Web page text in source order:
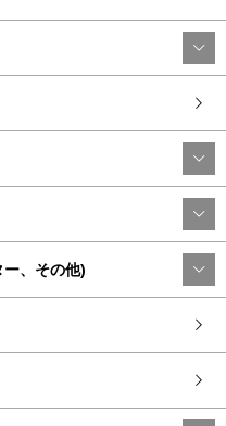
、その他)